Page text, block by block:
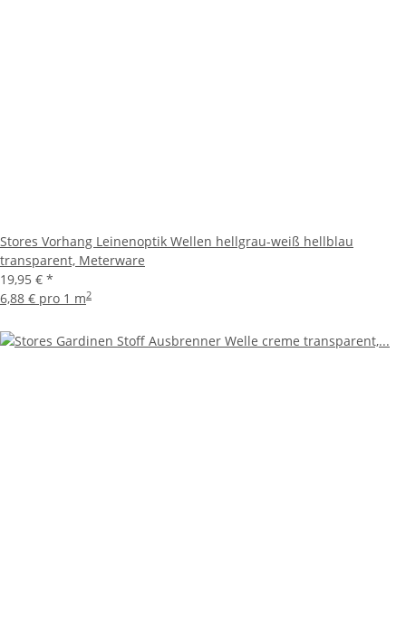
Stores Vorhang Leinenoptik Wellen hellgrau-weiß hellblau
transparent, Meterware
19,95 € *
6,88 € pro 1 m2